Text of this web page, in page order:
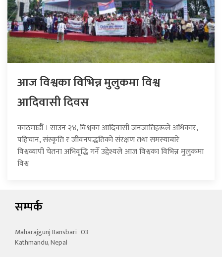
आज विश्वका विभिन्न मुलुकमा विश्व
आदिवासी दिवस
काठमाडौँ । साउन २४, विश्वका आदिवासी जनजातिहरूले अधिकार,
पहिचान, संस्कृति र जीवनपद्धतिको संरक्षण तथा समस्याबारे
विश्वव्यापी चेतना अभिवृद्धि गर्ने उद्देश्यले आज विश्वका विभिन्न मुलुकमा
विश्व
सम्पर्क
Maharajgunj Bansbari -03
Kathmandu, Nepal